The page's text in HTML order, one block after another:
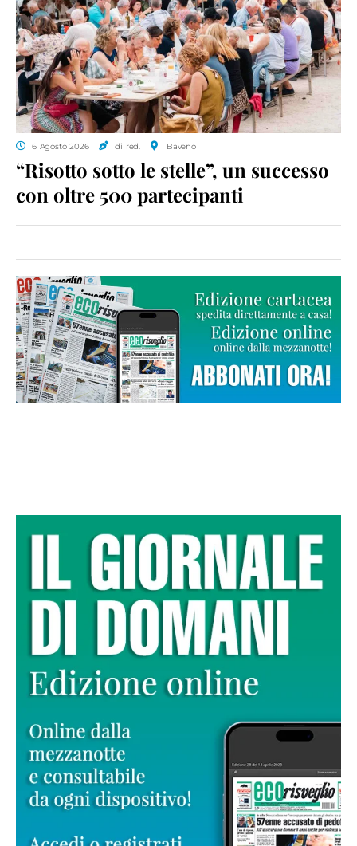
6 Agosto 2026 di red. Baveno
“Risotto sotto le stelle”, un successo
con oltre 500 partecipanti